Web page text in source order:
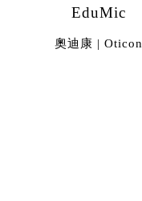
EduMic
奧迪康 | Oticon